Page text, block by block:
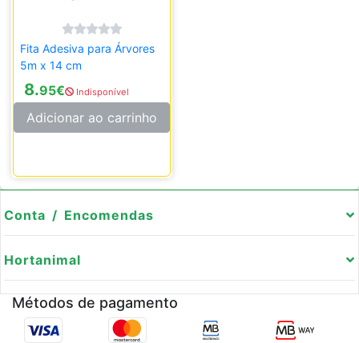
Fita Adesiva para Árvores
5m x 14 cm
8.95€ Indisponível
Adicionar ao carrinho
Conta / Encomendas
Hortanimal
Métodos de pagamento